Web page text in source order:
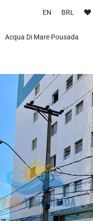
EN BRL
Acqua Di Mare Pousada